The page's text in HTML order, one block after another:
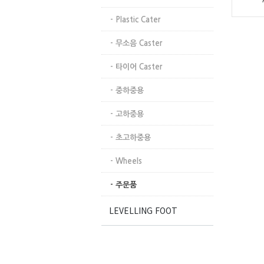
- Plastic Cater
- 무소음 Caster
- 타이어 Caster
- 중하중용
- 고하중용
- 초고하중용
- Wheels
- 주문품
LEVELLING FOOT